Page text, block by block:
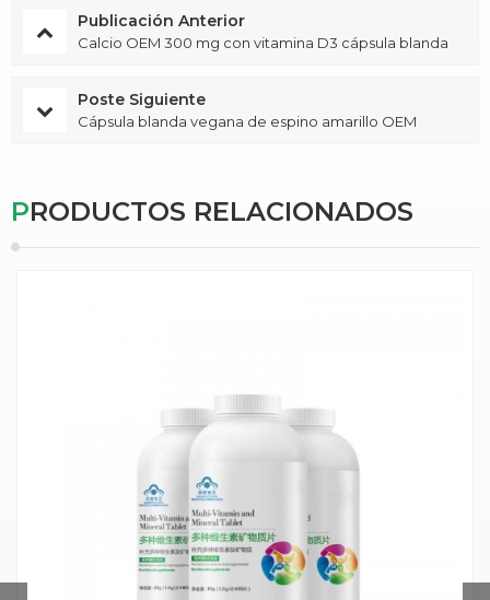
Publicación Anterior
Calcio OEM 300 mg con vitamina D3 cápsula blanda
Poste Siguiente
Cápsula blanda vegana de espino amarillo OEM
PRODUCTOS RELACIONADOS